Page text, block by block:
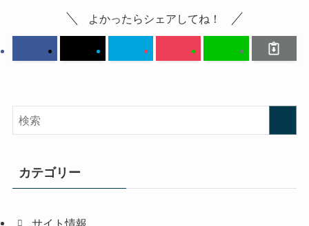
よかったらシェアしてね！
カテゴリー
サイト情報